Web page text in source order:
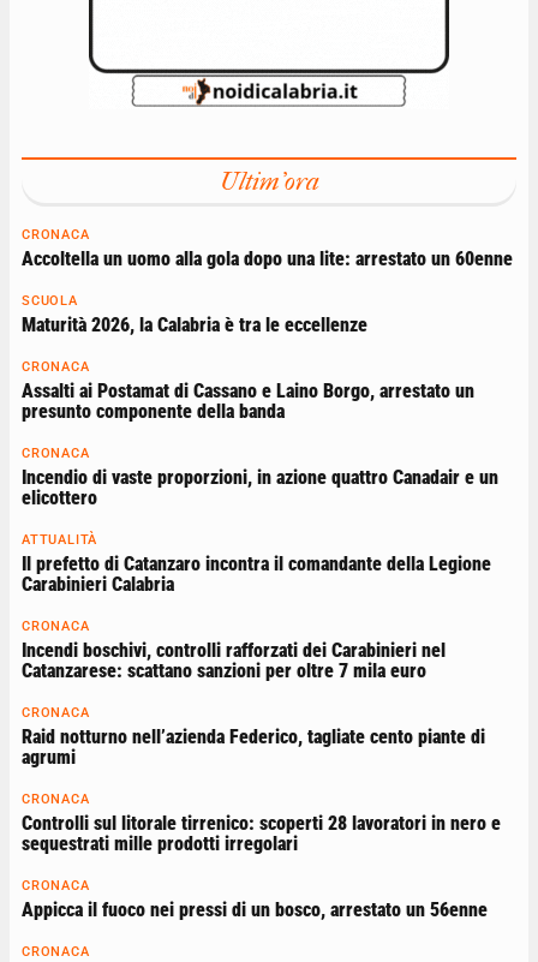
Ultim'ora
CRONACA
Accoltella un uomo alla gola dopo una lite: arrestato un 60enne
SCUOLA
Maturità 2026, la Calabria è tra le eccellenze
CRONACA
Assalti ai Postamat di Cassano e Laino Borgo, arrestato un
presunto componente della banda
CRONACA
Incendio di vaste proporzioni, in azione quattro Canadair e un
elicottero
ATTUALITÀ
Il prefetto di Catanzaro incontra il comandante della Legione
Carabinieri Calabria
CRONACA
Incendi boschivi, controlli rafforzati dei Carabinieri nel
Catanzarese: scattano sanzioni per oltre 7 mila euro
CRONACA
Raid notturno nell’azienda Federico, tagliate cento piante di
agrumi
CRONACA
Controlli sul litorale tirrenico: scoperti 28 lavoratori in nero e
sequestrati mille prodotti irregolari
CRONACA
Appicca il fuoco nei pressi di un bosco, arrestato un 56enne
CRONACA